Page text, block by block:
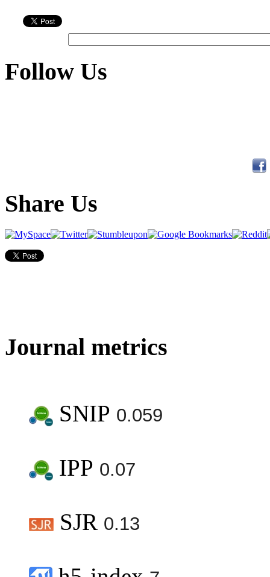
Follow Us
Share Us
Journal metrics
SNIP 0.059
IPP 0.07
SJR 0.13